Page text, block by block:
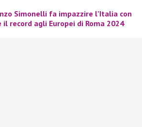
Simonelli fa impazzire l’Italia con
il record agli Europei di Roma 2024